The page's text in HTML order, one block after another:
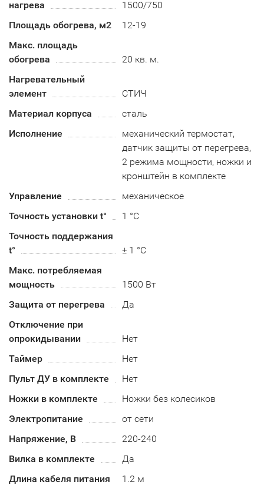
нагрева
1500/750
Площадь обогрева, м2
12-19
Макс. площадь
обогрева
20 кв. м.
Нагревательный
элемент
СТИЧ
Материал корпуса
сталь
Исполнение
механический термостат,
датчик защиты от перегрева,
2 режима мощности, ножки и
кронштейн в комплекте
Управление
механическое
Точность установки t°
1 °C
Точность поддержания
t°
± 1 °C
Макс. потребляемая
мощность
1500 Вт
Защита от перегрева
Да
Отключение при
опрокидывании
Нет
Таймер
Нет
Пульт ДУ в комплекте
Нет
Ножки в комплекте
Ножки без колесиков
Электропитание
от сети
Напряжение, В
220-240
Вилка в комплекте
Да
Длина кабеля питания
1.2 м